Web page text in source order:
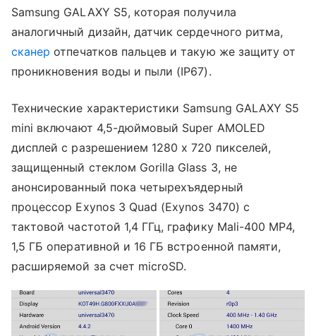
Samsung GALAXY S5, которая получила
аналогичный дизайн, датчик сердечного ритма,
сканер отпечатков пальцев и такую же защиту от
проникновения воды и пыли (IP67).
Технические характеристики Samsung GALAXY S5
mini включают 4,5-дюймовый Super AMOLED
дисплей с разрешением 1280 х 720 пикселей,
защищенный стеклом Gorilla Glass 3, не
анонсированный пока четырехъядерный
процессор Exynos 3 Quad (Exynos 3470) с
тактовой частотой 1,4 ГГц, графику Mali-400 MP4,
1,5 ГБ оперативной и 16 ГБ встроенной памяти,
расширяемой за счет microSD.